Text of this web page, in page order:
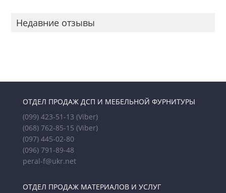
Недавние отзывы
ОТДЕЛ ПРОДАЖ ДСП И МЕБЕЛЬНОЙ ФУРНИТУРЫ
(099) 423-51-13 (Viber)
(068) 762-85-15 (Viber)
(097) 445-02-80
(096) 791-89-48
peral-f@ukr.net
ОТДЕЛ ПРОДАЖ МАТЕРИАЛОВ И УСЛУГ